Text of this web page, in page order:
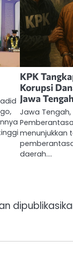
KPK
Korupsi
Jawa Tengah
Jawa Tengah,
menunjukkan
daerah.…